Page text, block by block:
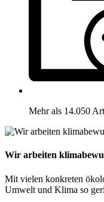
Mehr als 14.050
Wir arbeiten
Mit vielen konkreten
Umwelt und Klima so